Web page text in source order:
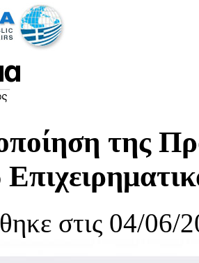
της
στις 04/06/